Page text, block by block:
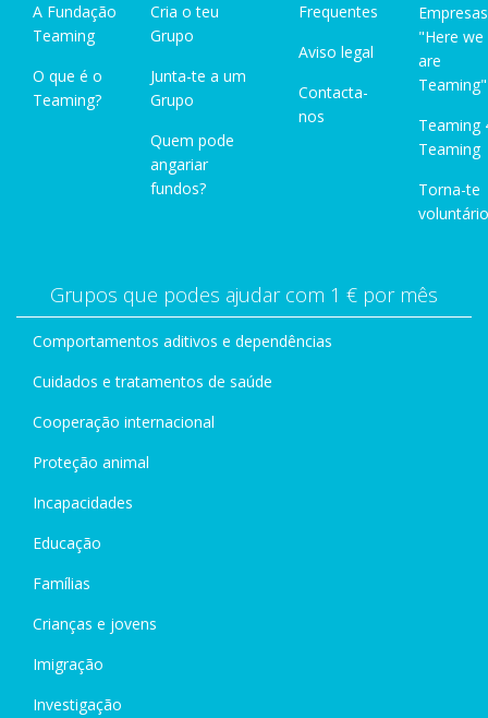
A Fundação
Teaming
O que é o
Teaming?
Cria o teu
Grupo
Junta-te a um
Grupo
Quem pode
angariar
fundos?
Frequentes
Aviso legal
Contacta-
nos
Empresas
"Here we
are
Teaming"
Teaming
Teaming
Torna-te
Grupos que podes ajudar com 1 € por mês
Comportamentos aditivos e dependências
Cuidados e tratamentos de saúde
Cooperação internacional
Proteção animal
Incapacidades
Educação
Famílias
Crianças e jovens
Imigração
Investigação